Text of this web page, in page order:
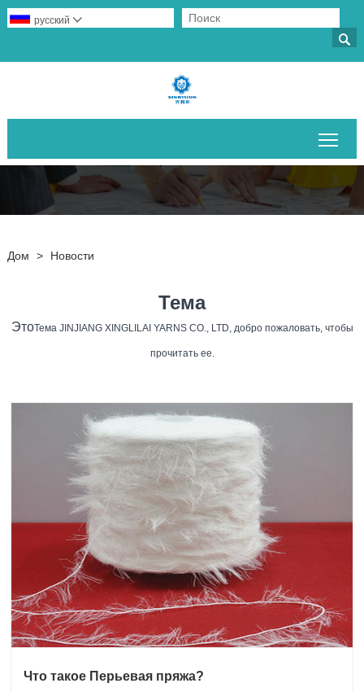

русский 
Дом > Новости
Тема
ЭтоТема JINJIANG XINGLILAI YARNS CO., LTD, добро пожаловать, чтобы
прочитать ее.
Что такое Перьевая пряжа?